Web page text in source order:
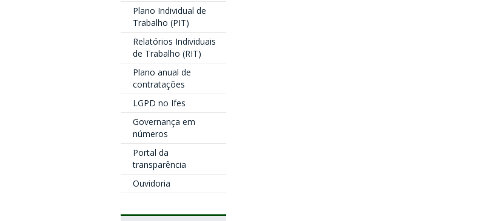
Plano Individual de
Trabalho (PIT)
Relatórios Individuais
de Trabalho (RIT)
Plano anual de
contratações
LGPD no Ifes
Governança em
números
Portal da
transparência
Ouvidoria